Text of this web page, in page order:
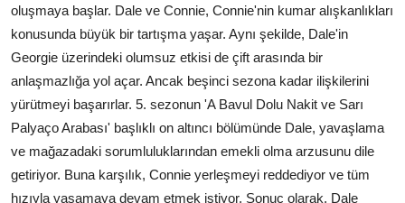
oluşmaya başlar. Dale ve Connie, Connie'nin kumar alışkanlıkları
konusunda büyük bir tartışma yaşar. Aynı şekilde, Dale'in
Georgie üzerindeki olumsuz etkisi de çift arasında bir
anlaşmazlığa yol açar. Ancak beşinci sezona kadar ilişkilerini
yürütmeyi başarırlar. 5. sezonun 'A Bavul Dolu Nakit ve Sarı
Palyaço Arabası' başlıklı on altıncı bölümünde Dale, yavaşlama
ve mağazadaki sorumluluklarından emekli olma arzusunu dile
getiriyor. Buna karşılık, Connie yerleşmeyi reddediyor ve tüm
hızıyla yaşamaya devam etmek istiyor. Sonuç olarak, Dale